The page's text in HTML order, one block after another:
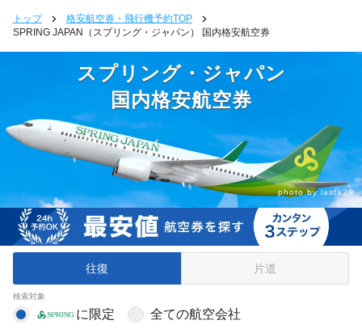
トップ
格安航空券・飛行機予約TOP
SPRING JAPAN（スプリング・ジャパン） 国内格安航空券
スプリング・ジャパン
国内格安航空券
photo by lasta29
往復 片道
検索対象
に限定 全ての航空会社